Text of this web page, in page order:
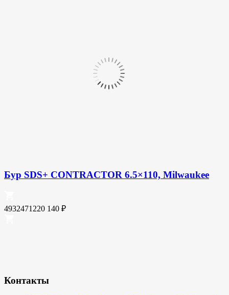
Бур SDS+ CONTRACTOR 6.5×110, Milwaukee
4932471220 140 ₽
Контакты